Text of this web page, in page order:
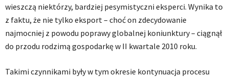
wieszczą niektórzy, bardziej pesymistyczni eksperci. Wynika to
z faktu, że nie tylko eksport – choć on zdecydowanie
najmocniej z powodu poprawy globalnej koniunktury – ciągnął
do przodu rodzimą gospodarkę w II kwartale 2010 roku.
Takimi czynnikami były w tym okresie kontynuacja procesu